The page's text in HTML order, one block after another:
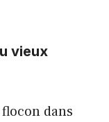
vieux
dans